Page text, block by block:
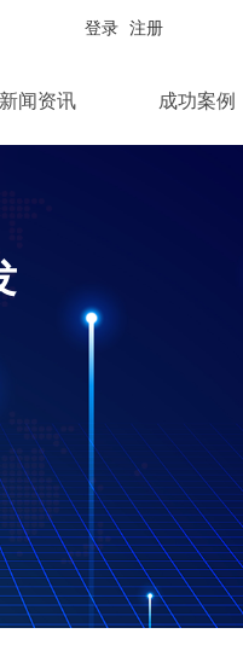
登录 注册
闻资讯 成功案例